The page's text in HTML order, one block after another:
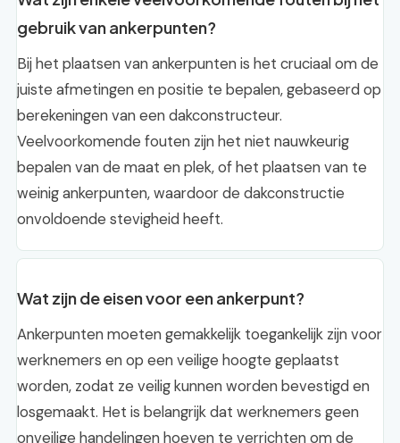
gebruik van ankerpunten?
Bij het plaatsen van ankerpunten is het cruciaal om de
juiste afmetingen en positie te bepalen, gebaseerd op
berekeningen van een dakconstructeur.
Veelvoorkomende fouten zijn het niet nauwkeurig
bepalen van de maat en plek, of het plaatsen van te
weinig ankerpunten, waardoor de dakconstructie
onvoldoende stevigheid heeft.
Wat zijn de eisen voor een ankerpunt?
Ankerpunten moeten gemakkelijk toegankelijk zijn voor
werknemers en op een veilige hoogte geplaatst
worden, zodat ze veilig kunnen worden bevestigd en
losgemaakt. Het is belangrijk dat werknemers geen
onveilige handelingen hoeven te verrichten om de